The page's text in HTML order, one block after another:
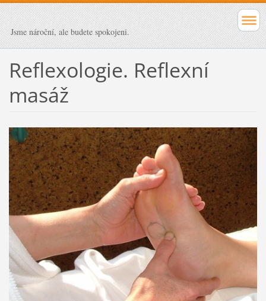
Jsme nároční, ale budete spokojeni.
Reflexologie. Reflexní
masáž